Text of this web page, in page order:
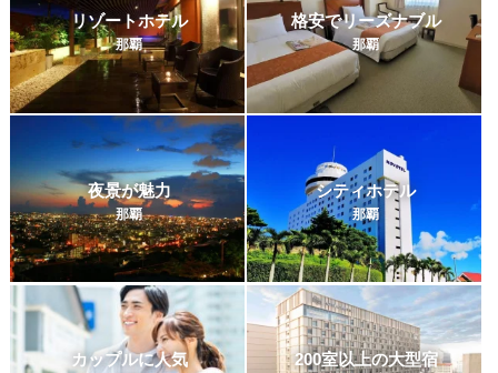
リゾートホテル
那覇
格安でリーズナブル
那覇
夜景が魅力
那覇
シティホテル
那覇
カップルに人気 200室以上の大型宿